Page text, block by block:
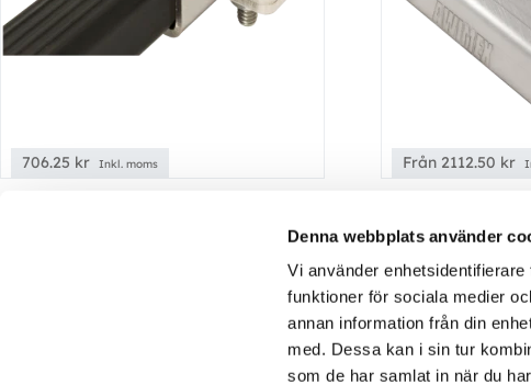
Denna webbplats använder
Vi använder
funktioner för sociala medier
annan information från din
med. Dessa kan i sin tur
som de har samlat in när du
706.25 kr Inkl. moms
Rampfäste för varningsljus – Thule
Rampfäste till Thules fyrkantsrör -
Från 2112.50 kr
Rampfäste VW
(2-delat fäste)
För fordon
med
rails